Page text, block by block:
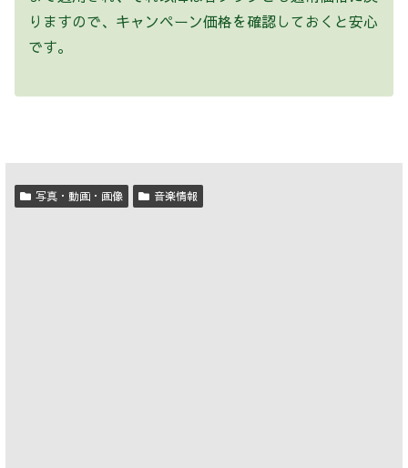
りますので、キャンペーン価格を確認しておくと安心
です。
写真・動画・画像 音楽情報